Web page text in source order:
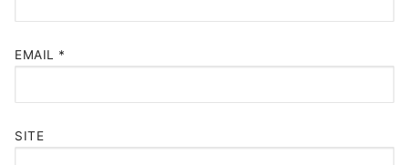
EMAIL *
SITE